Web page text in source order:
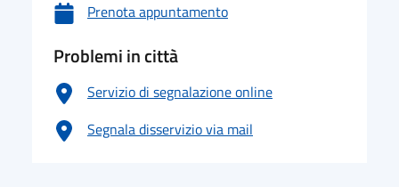
Prenota appuntamento
Problemi in città
Servizio di segnalazione online
Segnala disservizio via mail